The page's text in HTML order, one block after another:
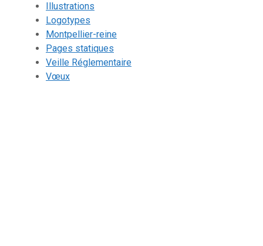
Illustrations
Logotypes
Montpellier-reine
Pages statiques
Veille Réglementaire
Vœux